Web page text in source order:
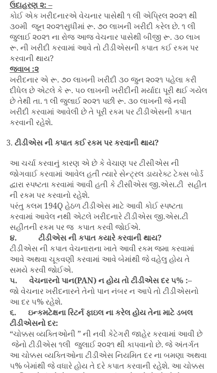
ઉદાહરણ ૨: –
કોઈ એક ખરીદનારએ વેચનાર પાસેથી ૧ લી એપ્રિલ ૨૦૨૧ થી
૩૦મી જૂન ૨૦૨૧સુધીમાં રૂ. ૭૦ લાખની ખરીદી કરેલ છે. ૧ લી
જુલાઈ ૨૦૨૧ ના રોજ આજ વેચનાર પાસેથી બીજી રૂ. ૩૦ લાખ
રૂ. ની ખરીદી કરવામાં આવે તો ટીડીએસની કપાત કઈ રકમ પર
કરવાની થાય?
જવાબ :૨
ખરીદનાર એ રૂ. ૭૦ લાખની ખરીદી ૩૦ જુન ૨૦૨૧ પહેલા કરી
દીધેલ છે એટલે કે રૂ. ૫૦ લાખની ખરીદીની મર્યાદા પૂરી થઈ ગયેલ
છે તેથી તા. ૧ લી જુલાઈ ૨૦૨૧ પછી રૂ. ૩૦ લાખની જે નવી
ખરીદી કરવામાં આવેલી છે તે પૂરી રકમ પર ટીડીએસની કપાત
કરવાની રહેશે.
ટીડીએસ ની કપાત કઈ રકમ પર કરવાની થાય?
આ ચર્ચા કરવાનું કારણ એ છે કે વેચાણ પર ટીસીએસ ની
જોગવાઈ કરવામાં આવેલ હતી ત્યારે સેન્ટ્રલ ડાયરેક્ટ ટેક્સ બોર્ડ
દ્વારા સ્પષ્ટતા કરવામાં આવી હતી કે ટીસીએસ જી.એસ.ટી સહીત
ની રકમ પર કરવાનો રહેશે.
પરંતુ કલમ 194Q હેઠળ ટીડીએસ માટે આવી કોઈ સ્પષ્ટતા
કરવામાં આવેલ નથી એટલે ખરીદનારે ટીડીએસ જી.એસ.ટી
સહીતની રકમ પર જ કપાત કરવી જોઈએ.
૪. ટીડીએસ ની કપાત કયારે કરવાની થાય?
ટીડીએસ ની કપાત વેચનારાના ખાતે આવી રકમ જમા કરવામાં
આવે અથવા ચૂકવણી કરવામાં આવે બેમાંથી જે વહેલુ હોય તે
સમયે કરવી જોઈએ.
૫. વેચનારનો પાન(PAN) ન હોય તો ટીડીએસ દર ૫% :–
જો વેચનાર ખરીદનારને તેનો પાન નંબર ન આપે તો ટીડીએસનો
આ દર ૫% રહેશે.
૬. ઇન્કમટેક્ષના રિટર્ન ફાઇલ ના કરેલ હોય તેના માટે ડબલ
ટીડીએસનો દર:
“ચોક્કસ વ્યક્તિઓની ” ની નવી કેટેગરી જાહેર કરવામાં આવી છે
જેનો ટીડીએસ ૧લી જુલાઈ ૨૦૨૧ થી કાપવાનો છે. જે અંતર્ગત
આ ચોક્કસ વ્યક્તિઓના ટીડીએસ નિયમિત દર ના બમણા અથવા
૫% બેમાંથી જે વધારે હોય તે દરે કપાત કરવાની રહેશે. આ ચોક્કસ